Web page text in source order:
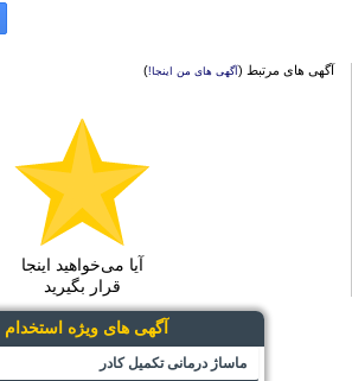
آگهی های مرتبط (آگهی های من اینجا!)
آیا می‌خواهید اینجا
قرار بگیرید
آگهی های ویژه استخدام
ماساژ درمانی تکمیل کادر